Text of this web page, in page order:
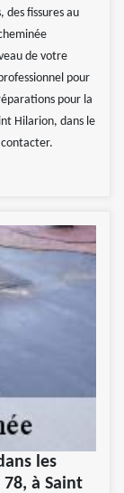
des fissures au
de votre
pour
pour la
Hilarion, dans le
les
à Saint